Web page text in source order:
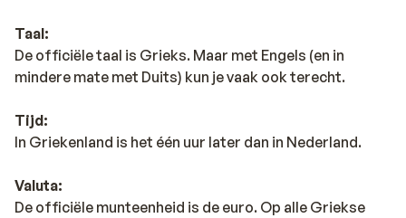
Taal:
De officiële taal is Grieks. Maar met Engels (en in
mindere mate met Duits) kun je vaak ook terecht.
Tijd:
In Griekenland is het één uur later dan in Nederland.
Valuta:
De officiële munteenheid is de euro. Op alle Griekse